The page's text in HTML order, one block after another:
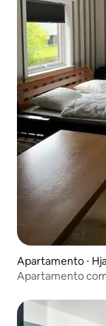
Apartamento ⋅
Apartamento